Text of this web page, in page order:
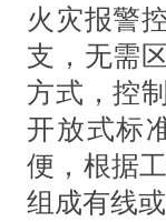
火灾报警
支，无需
方式，控
开放式标
便，根据
组成有线